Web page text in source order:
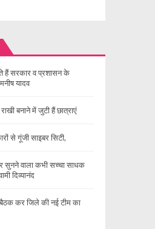
हैं सरकार व प्रशासन के
यादव
बनाने में जुटी हैं छात्राएं
से गूंजी साइबर सिटी,
सुनने वाला कभी सच्चा साधक
दिव्यानंद
बैठक कर जिले की नई टीम का